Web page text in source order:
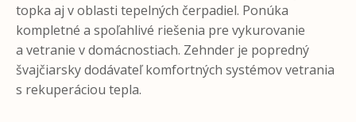
topka aj v oblasti tepelných čerpadiel. Ponúka
kompletné a spoľahlivé riešenia pre vykurovanie
a vetranie v domácnostiach. Zehnder je popredný
švajčiarsky dodávateľ komfortných systémov vetrania
s rekuperáciou tepla.